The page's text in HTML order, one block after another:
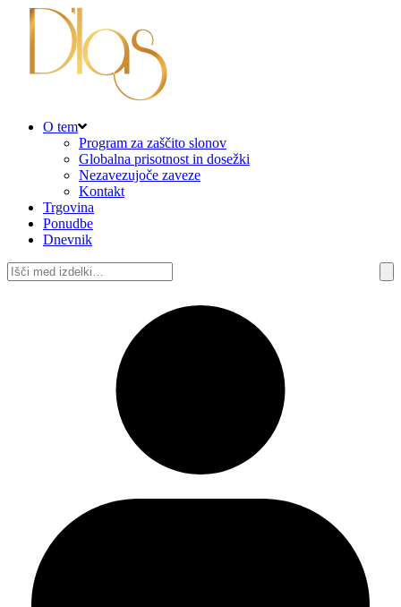
O tem
Program za zaščito slonov
Globalna prisotnost in dosežki
Nezavezujoče zaveze
Kontakt
Trgovina
Ponudbe
Dnevnik
Išči: